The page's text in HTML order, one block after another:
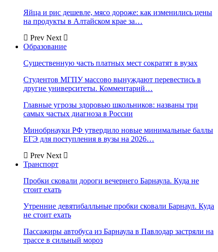
Яйца и рис дешевле, мясо дороже: как изменились цены
на продукты в Алтайском крае за…
Prev Next
Образование
Существенную часть платных мест сократят в вузах
Студентов МГПУ массово вынуждают перевестись в
другие университеты. Комментарий…
Главные угрозы здоровью школьников: названы три
самых частых диагноза в России
Минобрнауки РФ утвердило новые минимальные баллы
ЕГЭ для поступления в вузы на 2026…
Prev Next
Транспорт
Пробки сковали дороги вечернего Барнаула. Куда не
стоит ехать
Утренние девятибалльные пробки сковали Барнаул. Куда
не стоит ехать
Пассажиры автобуса из Барнаула в Павлодар застряли на
трассе в сильный мороз